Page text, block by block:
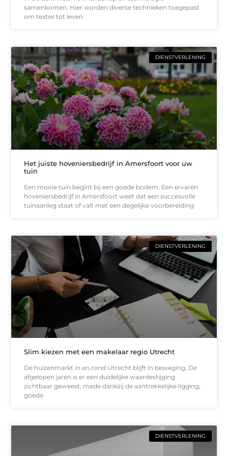
samenkomen. Hier worden diverse technieken toegepast
om textiel tot leven
DIENSTVERLENING
Het juiste hoveniersbedrijf in Amersfoort voor uw
tuin
Een mooie tuin begint bij een goede bodem. Een ervaren
hoveniersbedrijf in Amersfoort weet dat een succesvolle
tuinaanleg staat of valt met een degelijke voorbereiding
DIENSTVERLENING
Slim kiezen met een makelaar regio Utrecht
De huizenmarkt in en rond Utrecht blijft in beweging. De
afgelopen jaren is er een duidelijke waardestijging
zichtbaar geweest, mede dankzij de aantrekkelijke ligging,
goede
DIENSTVERLENING